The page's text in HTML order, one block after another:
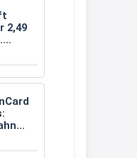
2,49
sie
und
da man
im
der Kasse
kann.